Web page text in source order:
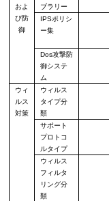
およ
び防
御
ブラリー
IPSポリシ
ー集
Dos攻撃防
御システ
ム
ウィ
ルス
対策
ウィルス
タイプ分
類
サポート
プロトコ
ルタイプ
ウィルス
フィルタ
リング分
類